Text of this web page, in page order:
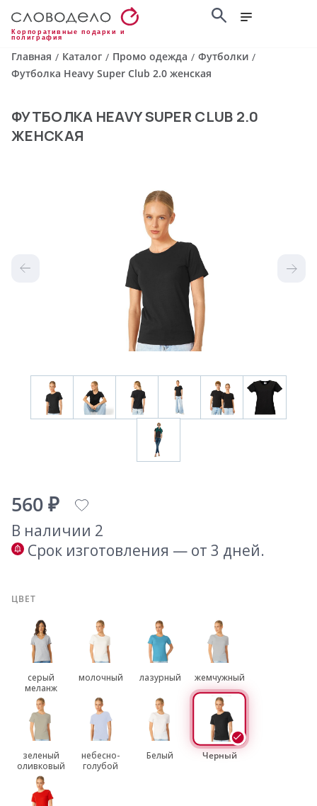
Корпоративные подарки и
полиграфия
Главная / Каталог / Промо одежда / Футболки /
Футболка Heavy Super Club 2.0 женская
ФУТБОЛКА HEAVY SUPER CLUB 2.0
ЖЕНСКАЯ
560 ₽
В наличии 2
Срок изготовления — от 3 дней.
ЦВЕТ
серый
меланж
молочный лазурный жемчужный
зеленый
оливковый
небесно-
голубой
Белый Черный